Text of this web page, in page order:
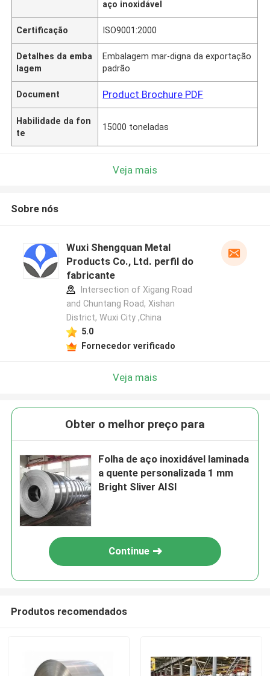
aço inoxidável
Certificação ISO9001:2000
Detalhes da emba
lagem
Embalagem mar-digna da exportação
padrão
Document Product Brochure PDF
Habilidade da fon
te
15000 toneladas
Veja mais
Sobre nós
Wuxi Shengquan Metal
Products Co., Ltd. perfil do
fabricante
Intersection of Xigang Road
and Chuntang Road, Xishan
District, Wuxi City ,China
5.0
Fornecedor verificado
Veja mais
Obter o melhor preço para
Folha de aço inoxidável laminada
a quente personalizada 1 mm
Bright Sliver AISI
Continue
Produtos recomendados